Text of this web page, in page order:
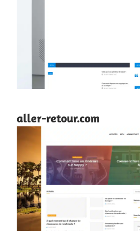
aller-retour.com